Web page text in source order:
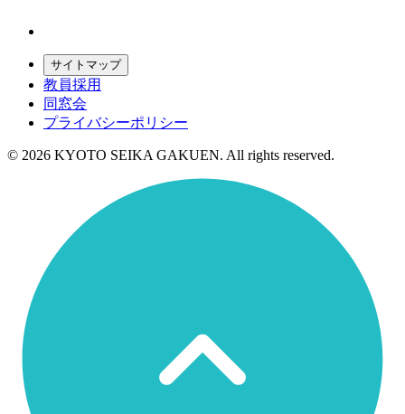
サイトマップ
教員採用
同窓会
プライバシーポリシー
© 2026 KYOTO SEIKA GAKUEN. All rights reserved.